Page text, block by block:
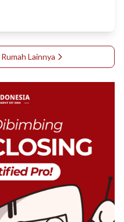
Rumah Lainnya